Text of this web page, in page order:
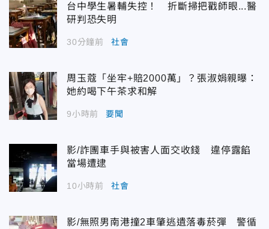
台中學生暑輔失控！ 折斷掃把戳師眼...醫
研判恐失明
30分鐘前 社會
周玉蔻「坐牢+賠2000萬」？張淑娟親曝：
她約喝下午茶求和解
9小時前 要聞
影/詐團車手與被害人面交收錢 違停露餡
當場遭逮
10小時前 社會
影/無照男南港撞2車肇逃遺落毒菸彈 警循